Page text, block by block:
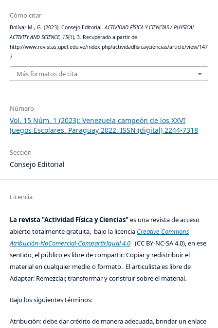
Cómo citar
Bolívar M., G. (2023). Consejo Editorial. ACTIVIDAD FÍSICA Y CIENCIAS / PHYSICAL
ACTIVITY AND SCIENCE, 15(1), 3. Recuperado a partir de
http://www.revistas.upel.edu.ve/index.php/actividadfisicayciencias/article/view/147
7
Más formatos de cita
Número
Vol. 15 Núm. 1 (2023): Venezuela campeón de los XXVI
Juegos Escolares. Paraguay 2022. ISSN (digital) 2244-7318
Sección
Consejo Editorial
Licencia
La revista "Actividad Física y Ciencias"es una revista de acceso
abierto totalmente gratuita, bajo la licencia Creative Commons
Atribución-NoComercial-CompartirIgual 4.0(CC BY-NC-SA 4.0), en ese
sentido, el público es libre de compartir: Copiar y redistribuir el
material en cualquier medio o formato. El articulista es libre de
Adaptar: Remezclar, transformar y construir sobre el material.
Bajo los siguientes términos:
Atribución: debe dar crédito de manera adecuada, brindar un enlace